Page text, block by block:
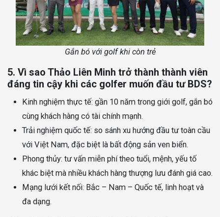
Gắn bó với golf khi còn trẻ
5. Vì sao Thảo Liên Minh trở thành thành viên
đáng tin cậy khi các golfer muốn đầu tư BDS?
Kinh nghiệm thực tế: gần 10 năm trong giới golf, gắn bó
cùng khách hàng có tài chính mạnh.
Trải nghiệm quốc tế: so sánh xu hướng đầu tư toàn cầu
với Việt Nam, đặc biệt là bất động sản ven biển.
Phong thủy: tư vấn miễn phí theo tuổi, mệnh, yếu tố
khác biệt mà nhiều khách hàng thượng lưu đánh giá cao.
Mạng lưới kết nối: Bắc – Nam – Quốc tế, linh hoạt và
đa dạng.